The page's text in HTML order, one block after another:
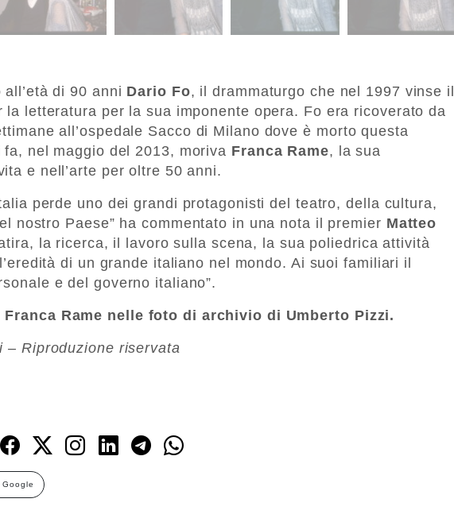
di 90 anni Dario Fo, il drammaturgo che nel 1997 vinse il
la letteratura per la sua imponente opera. Fo era ricoverato da
all’ospedale Sacco di Milano dove è morto questa
nel maggio del 2013, moriva Franca Rame, la sua
e nell’arte per oltre 50 anni.
perde uno dei grandi protagonisti del teatro, della cultura,
nostro Paese” ha commentato in una nota il premier Matteo
la ricerca, il lavoro sulla scena, la sua poliedrica attività
di un grande italiano nel mondo. Ai suoi familiari il
e del governo italiano”.
Franca Rame nelle foto di archivio di Umberto Pizzi.
– Riproduzione riservata